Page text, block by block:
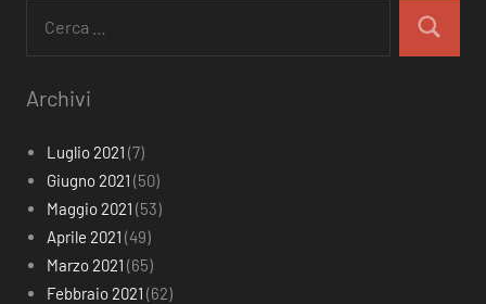
per:
Cerca
Archivi
Luglio 2021 (7)
Giugno 2021 (50)
Maggio 2021 (53)
Aprile 2021 (49)
Marzo 2021 (65)
Febbraio 2021 (62)